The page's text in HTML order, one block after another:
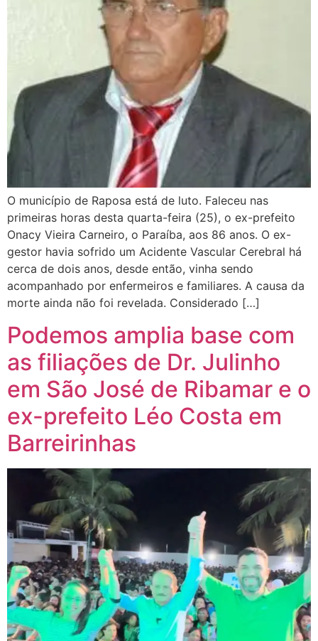
O município de Raposa está de luto. Faleceu nas
primeiras horas desta quarta-feira (25), o ex-prefeito
Onacy Vieira Carneiro, o Paraíba, aos 86 anos. O ex-
gestor havia sofrido um Acidente Vascular Cerebral há
cerca de dois anos, desde então, vinha sendo
acompanhado por enfermeiros e familiares. A causa da
morte ainda não foi revelada. Considerado […]
Podemos amplia base com
as filiações de Dr. Julinho
em São José de Ribamar e o
ex-prefeito Léo Costa em
Barreirinhas